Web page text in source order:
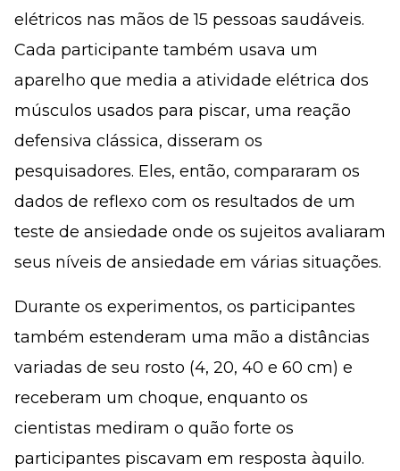
elétricos nas mãos de 15 pessoas saudáveis.
Cada participante também usava um
aparelho que media a atividade elétrica dos
músculos usados para piscar, uma reação
defensiva clássica, disseram os
pesquisadores. Eles, então, compararam os
dados de reflexo com os resultados de um
teste de ansiedade onde os sujeitos avaliaram
seus níveis de ansiedade em várias situações.
Durante os experimentos, os participantes
também estenderam uma mão a distâncias
variadas de seu rosto (4, 20, 40 e 60 cm) e
receberam um choque, enquanto os
cientistas mediram o quão forte os
participantes piscavam em resposta àquilo.